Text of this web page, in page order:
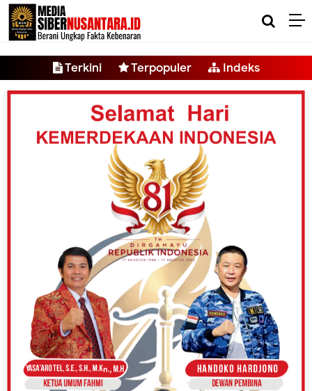
-->
Terkini Terpopuler Indeks